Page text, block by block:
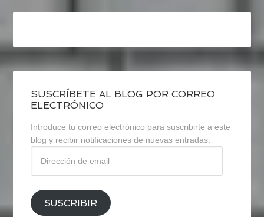
SUSCRÍBETE AL BLOG POR CORREO
ELECTRÓNICO
Introduce tu correo electrónico para suscribirte a este
blog y recibir notificaciones de nuevas entradas.
email
SUSCRIBIR